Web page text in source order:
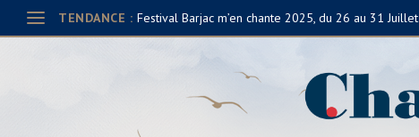
TENDANCE : Festival Barjac m’en chante 2025, du 26 au 31 Juillet